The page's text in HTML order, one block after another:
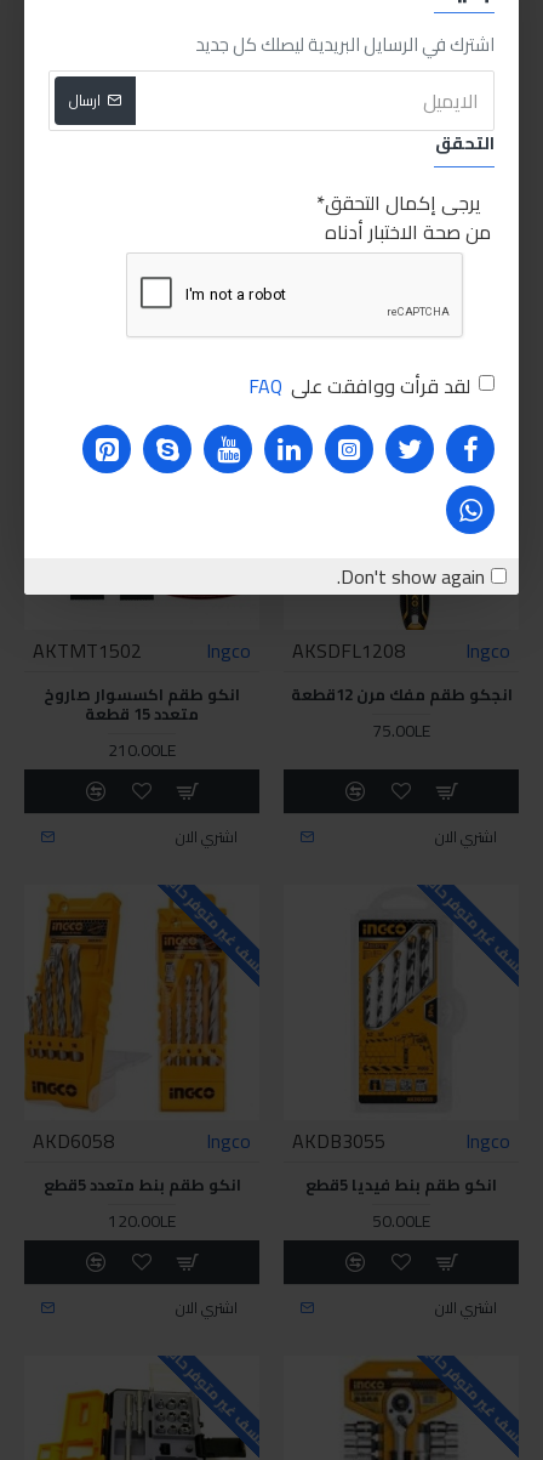
اشترك في الرسايل البريدية ليصلك كل جديد
ارسال
التحقق
يرجى إكمال التحقق
من صحة الاختبار أدناه
لقد قرأت ووافقت على FAQ
Don't show again.
Ingco
انجكو طقم مفك باللقم 8قطع
55.00LE
اشتري الان
75.00LE
اشتري الان
للاسف غير متوفر حاليا
Ingco
AKSDFL1208
انجكو طقم مفك مرن 12قطعة
75.00LE
اشتري الان
للاسف غير متوفر حاليا
Ingco
AKTMT1502
انكو طقم اكسسوار صاروخ
متعدد 15 قطعة
210.00LE
اشتري الان
للاسف غير متوفر حاليا
Ingco
AKDB3055
انكو طقم بنط فيديا 5قطع
50.00LE
اشتري الان
للاسف غير متوفر حاليا
Ingco
AKD6058
انكو طقم بنط متعدد 5قطع
120.00LE
اشتري الان
للاسف غير متوفر حاليا للاسف غير متوفر حاليا